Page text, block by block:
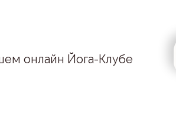
онлайн Йога-Клубе